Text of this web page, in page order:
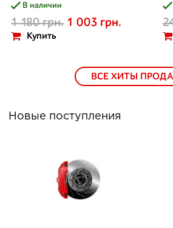
В наличии
1 180 грн. 1 003 грн.
Купить
ВСЕ ХИТЫ
Новые поступления